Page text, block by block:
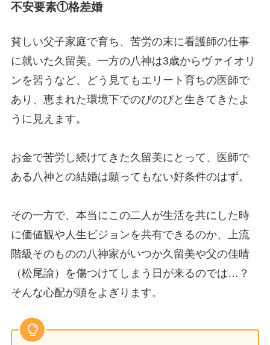
不安要素①格差婚
貧しい父子家庭で育ち、苦労の末に看護師の仕事
に就いた久留美。一方の八神は3歳からヴァイオリ
ンを習うなど、どう見てもエリート育ちの医師で
あり、恵まれた環境下でのびのびと生きてきたよ
うに見えます。
お金で苦労し続けてきた久留美にとって、医師で
ある八神との結婚は願ってもない好条件のはず。
その一方で、本当にこの二人が生活を共にした時
に価値観や人生ビジョンを共有できるのか、上流
階級そのものの八神家がいつか久留美や父の佳晴
（松尾諭）を傷つけてしまう日が来るのでは…？
そんな心配が頭をよぎります。